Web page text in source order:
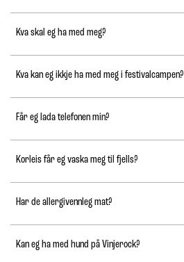
Kva skal eg ha med meg?
Kva kan eg ikkje ha med meg i festivalcampen?
Får eg lada telefonen min?
Korleis får eg vaska meg til fjells?
Har de allergivennleg mat?
Kan eg ha med hund på Vinjerock?